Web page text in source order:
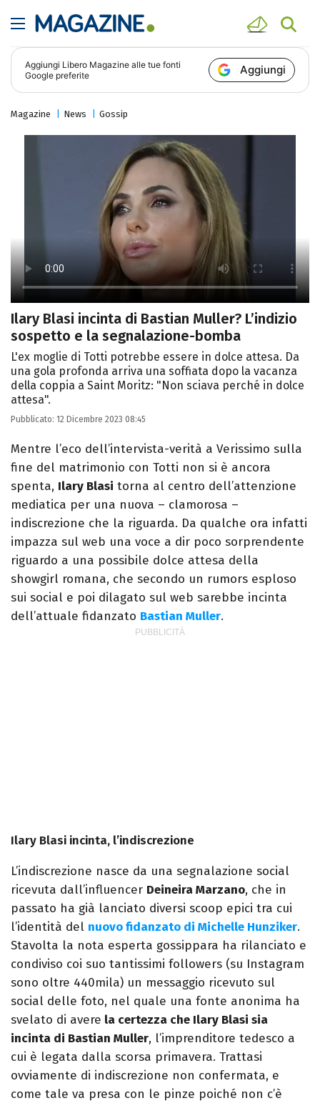
Aggiungi Libero Magazine alle tue fonti
Google preferite
Aggiungi
Magazine News Gossip
Ilary Blasi incinta di Bastian Muller? L’indizio
sospetto e la segnalazione-bomba
L'ex moglie di Totti potrebbe essere in dolce attesa. Da
una gola profonda arriva una soffiata dopo la vacanza
della coppia a Saint Moritz: "Non sciava perché in dolce
attesa".
Pubblicato: 12 Dicembre 2023 08:45
Mentre l’eco dell’intervista-verità a Verissimo sulla
fine del matrimonio con Totti non si è ancora
spenta, Ilary Blasi torna al centro dell’attenzione
mediatica per una nuova – clamorosa –
indiscrezione che la riguarda. Da qualche ora infatti
impazza sul web una voce a dir poco sorprendente
riguardo a una possibile dolce attesa della
showgirl romana, che secondo un rumors esploso
sui social e poi dilagato sul web sarebbe incinta
dell’attuale fidanzato Bastian Muller.
Ilary Blasi incinta, l’indiscrezione
L’indiscrezione nasce da una segnalazione social
ricevuta dall’influencer Deineira Marzano, che in
passato ha già lanciato diversi scoop epici tra cui
l’identità del nuovo fidanzato di Michelle Hunziker.
Stavolta la nota esperta gossippara ha rilanciato e
condiviso coi suo tantissimi followers (su Instagram
sono oltre 440mila) un messaggio ricevuto sul
social delle foto, nel quale una fonte anonima ha
svelato di avere la certezza che Ilary Blasi sia
incinta di Bastian Muller, l’imprenditore tedesco a
cui è legata dalla scorsa primavera. Trattasi
ovviamente di indiscrezione non confermata, e
come tale va presa con le pinze poiché non c’è